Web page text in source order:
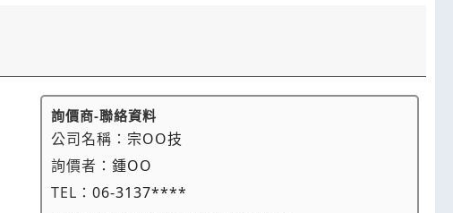
詢價商-聯絡資料
公司名稱： 宗OO技
詢價者：鍾OO
TEL：06-3137****